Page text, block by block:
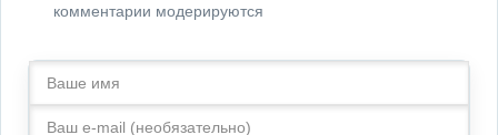
комментарии модерируются